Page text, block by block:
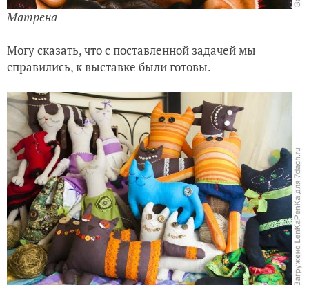
Матрена
Могу сказать, что с поставленной задачей мы
справились, к выставке были готовы.